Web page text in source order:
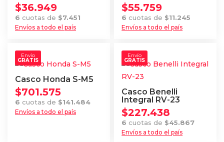
Envíos a todo el país
$36.949
6 cuotas de $7.451
producto
tiene
múltiples
variantes.
Las
opciones
Envíos a todo el país
$55.759
6 cuotas de $11.245
producto
tiene
múltiples
variantes.
Las
opciones
se
pueden
Casco Honda S-M5
Envío
GRATIS
Envíos a todo el país
$701.575
6 cuotas de $141.484
Casco Benelli
Integral RV-23
Envío
GRATIS
Envíos a todo el país
$227.438
6 cuotas de $45.867